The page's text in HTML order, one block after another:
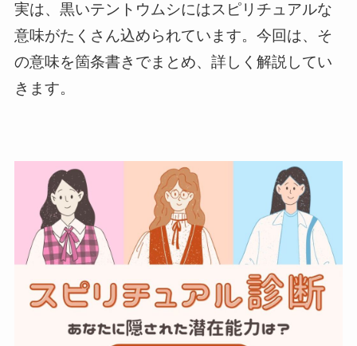
実は、黒いテントウムシにはスピリチュアルな
意味がたくさん込められています。今回は、そ
の意味を箇条書きでまとめ、詳しく解説してい
きます。